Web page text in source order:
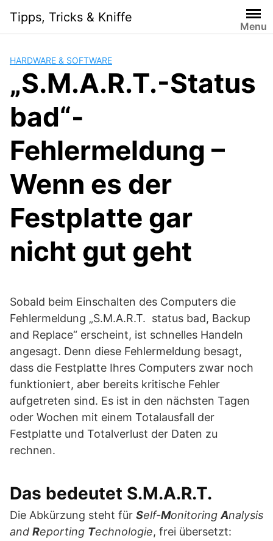
content
Tipps, Tricks & Kniffe
Menu
HARDWARE & SOFTWARE
„S.M.A.R.T.-Status
bad“-
Fehlermeldung –
Wenn es der
Festplatte gar
nicht gut geht
Sobald beim Einschalten des Computers die
Fehlermeldung „S.M.A.R.T. status bad, Backup
and Replace“ erscheint, ist schnelles Handeln
angesagt. Denn diese Fehlermeldung besagt,
dass die Festplatte Ihres Computers zwar noch
funktioniert, aber bereits kritische Fehler
aufgetreten sind. Es ist in den nächsten Tagen
oder Wochen mit einem Totalausfall der
Festplatte und Totalverlust der Daten zu
rechnen.
Das bedeutet S.M.A.R.T.
Die Abkürzung steht für Self-Monitoring Analysis
and Reporting Technologie, frei übersetzt: